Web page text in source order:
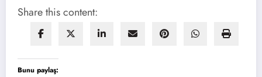
Share this content:
Bunu paylaş: